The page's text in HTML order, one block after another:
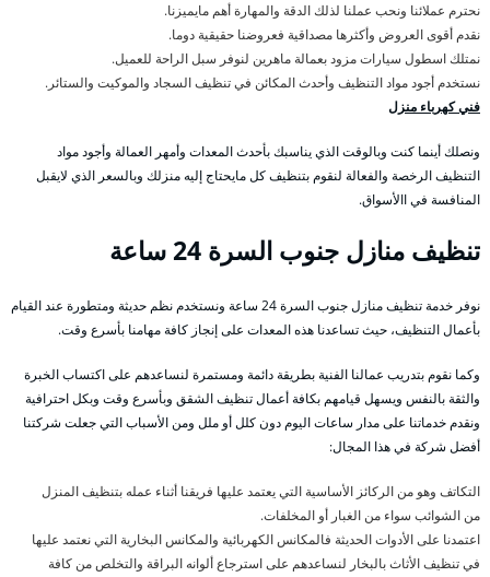
نحترم عملائنا ونحب عملنا لذلك الدقة والمهارة أهم مايميزنا.
نقدم أقوى العروض وأكثرها مصداقية فعروضنا حقيقية دوما.
نمتلك اسطول سيارات مزود بعمالة ماهرين لنوفر سبل الراحة للعميل.
نستخدم أجود مواد التنظيف وأحدث المكائن في تنظيف السجاد والموكيت والستائر.
فني كهرباء منزل
ونصلك أينما كنت وبالوقت الذي يناسبك بأحدث المعدات وأمهر العمالة وأجود مواد
التنظيف الرخصة والفعالة لنقوم بتنظيف كل مايحتاج إليه منزلك وبالسعر الذي لايقبل
المنافسة في االأسواق.
تنظيف منازل جنوب السرة 24 ساعة
نوفر خدمة تنظيف منازل جنوب السرة 24 ساعة ونستخدم نظم حديثة ومتطورة عند القيام
بأعمال التنظيف، حيث تساعدنا هذه المعدات على إنجاز كافة مهامنا بأسرع وقت.
وكما نقوم بتدريب عمالنا الفنية بطريقة دائمة ومستمرة لنساعدهم على اكتساب الخبرة
والثقة بالنفس ويسهل قيامهم بكافة أعمال تنظيف الشقق وبأسرع وقت وبكل احترافية
ونقدم خدماتنا على مدار ساعات اليوم دون كلل أو ملل ومن الأسباب التي جعلت شركتنا
أفضل شركة في هذا المجال:
التكاتف وهو من الركائز الأساسية التي يعتمد عليها فريقنا أثناء عمله بتنظيف المنزل
من الشوائب سواء من الغبار أو المخلفات.
اعتمدنا على الأدوات الحديثة فالمكانس الكهربائية والمكانس البخارية التي نعتمد عليها
في تنظيف الأثاث بالبخار لنساعدهم على استرجاع ألوانه البراقة والتخلص من كافة